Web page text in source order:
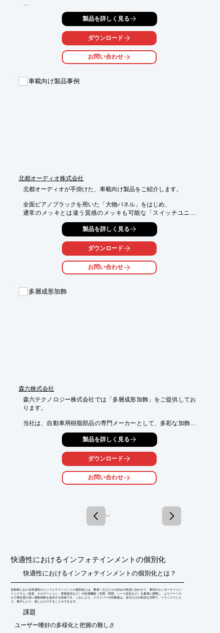
合わせください。
おもに各種スイッチやスマートキーなど、人が触れ、操作する製
ユーザビリティを考慮してシステムを設計し、様々な角度から検
確かな品質で実現します。
2.製作
製品を詳しく見る
ダウンロード
お問い合わせ
車載向け製品事例
北都オーディオ株式会社
北都オーディオが手掛けた、車載向け製品をご紹介します。
全面ピアノブラックを用いた「大物パネル」をはじめ、
通常のメッキとは違う質感のメッキも可能な「スイッチユニッ
当社は、プラスチック射出成形品の金型設計・製作から
塗装・印刷・レーザー加工・組立までを一貫生産で行っておりま
■各種カーナビ用パネル
製品を詳しく見る
ダウンロード
お問い合わせ
多層成形加飾
森六株式会社
森六テクノロジー株式会社では「多層成形加飾」をご提供してお
ります。
当社は、自動車用樹脂部品の専門メーカーとして、多彩な加飾技
原材料そのものへの着色、フィルム貼合、表皮巻き、塗装など、
一般的なバリエーションを超えた加飾の可能性として、多層成形
応用によるインテリア・エクステリアをご提案します。
■自由な発想で広がる加飾の可能性
■イルミネーションとの相性の良さも抜群
製品を詳しく見る
ダウンロード
お問い合わせ
1 / 1
快適性におけるインフォテインメントの個別化
快適性におけるインフォテインメントの個別化とは？
自動車における快適性のインフォテインメントの個別化とは、乗員一人ひとりの好みや状況に合わせて、車内のエンターテイメン
トシステム（音楽、ナビゲーション、情報提供など）や快適機能（空調、照明、シート設定など）を最適に調整し、よりパーソナ
ルで満足度の高い移動体験を提供する技術です。これにより、ドライバーや同乗者は、自分だけの特別な空間で、リラックスした
り、集中したり、楽しんだりすることができます。
​課題
ユーザー嗜好の多様化と把握の難しさ